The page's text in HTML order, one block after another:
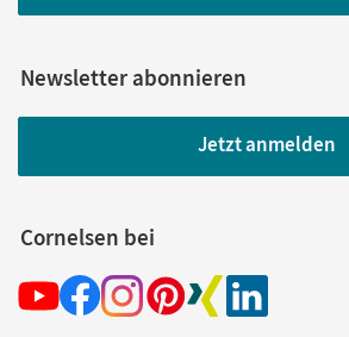
Newsletter abonnieren
Jetzt anmelden
Cornelsen bei